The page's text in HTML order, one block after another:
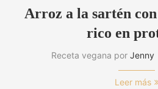
Arroz a la sartén
rico en
Receta vegana por Jenny
Leer más